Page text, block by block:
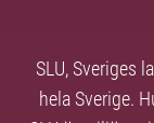
SLU, Sveriges
hela Sverige.